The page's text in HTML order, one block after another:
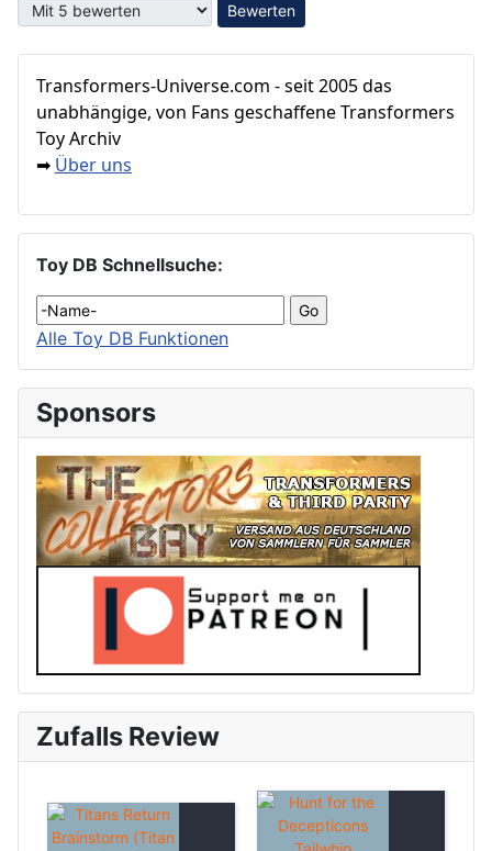
Bitte bewerten
Transformers‑Universe.com - seit 2005 das
unabhängige, von Fans geschaffene Transformers
Toy Archiv
➡ Über uns
Toy DB Schnellsuche:
Alle Toy DB Funktionen
Sponsors
Zufalls Review